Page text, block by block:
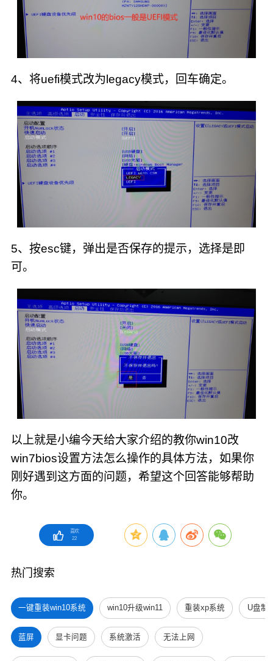
4、将uefi模式改为legacy模式，回车确定。
5、按esc键，弹出是否保存的提示，选择是即
可。
以上就是小编今天给大家介绍的教你win10改
win7bios设置方法怎么操作的具体方法，如果你
刚好遇到这方面的问题，希望这个回答能够帮助
你。
喜欢
22
热门搜索
一键重装win10系统 win10升级win11 重装xp系统 U盘制
蓝屏 显卡问题 系统激活 无法上网